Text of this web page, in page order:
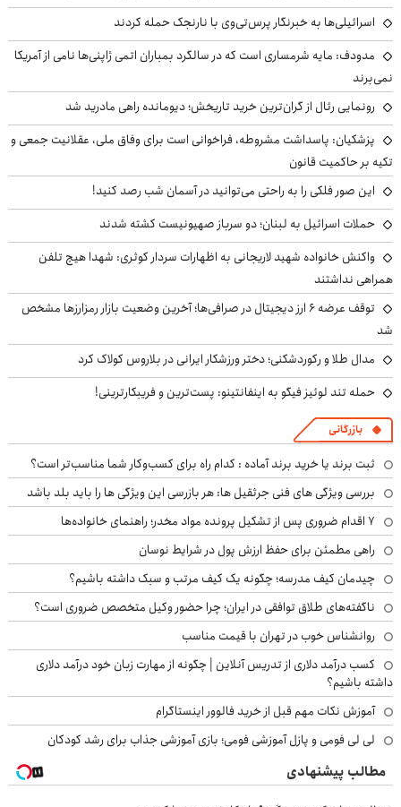
اسرائیلی‌ها به خبرنگار پرس‌تی‌وی با نارنجک حمله کردند
مدودف: مایه شرمساری است که در سالگرد بمباران اتمی ژاپنی‌ها نامی از آمریکا
نمی‌برند
رونمایی رئال از گران‌ترین خرید تاریخش؛ دیومانده راهی مادرید شد
پزشکیان: پاسداشت مشروطه، فراخوانی است برای وفاق ملی، عقلانیت جمعی و
تکیه بر حاکمیت قانون
این صور فلکی را به راحتی می‌توانید در آسمان شب رصد کنید!
حملات اسرائیل به لبنان؛ دو سرباز صهیونیست کشته شدند
واکنش خانواده شهید لاریجانی به اظهارات سردار کوثری: شهدا هیچ تلفن
همراهی نداشتند
توقف عرضه ۶ ارز دیجیتال در صرافی‌ها؛ آخرین وضعیت بازار رمزارزها مشخص
شد
مدال طلا و رکوردشکنی؛ دختر ورزشکار ایرانی در بلاروس کولاک کرد
حمله تند لوئیز فیگو به اینفانتینو: پست‌ترین و فریبکارترینی!
بازرگانی
ثبت برند یا خرید برند آماده : کدام راه برای کسب‌وکار شما مناسب‌تر است؟
بررسی ویژگی های فنی جرثقیل ها: هر بازرسی این ویژگی ها را باید بلد باشد
۷ اقدام ضروری پس از تشکیل پرونده مواد مخدر؛ راهنمای خانواده‌ها
راهی مطمئن برای حفظ ارزش پول در شرایط نوسان
چیدمان کیف مدرسه؛ چگونه یک کیف مرتب و سبک داشته باشیم؟
ناگفته‌های طلاق توافقی در ایران؛ چرا حضور وکیل متخصص ضروری است؟
روانشناس خوب در تهران با قیمت مناسب
کسب درآمد دلاری از تدریس آنلاین | چگونه از مهارت زبان خود درآمد دلاری
داشته باشیم؟
آموزش نکات مهم قبل از خرید فالوور اینستاگرام
لی لی فومی و پازل آموزشی فومی؛ بازی آموزشی جذاب برای رشد کودکان
مطالب پیشنهادی